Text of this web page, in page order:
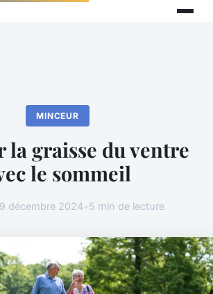
MINCEUR
la graisse du ventre
le sommeil
9 décembre 2024•5 min de lecture